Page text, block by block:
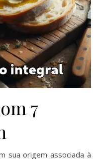
7
sua origem associada à